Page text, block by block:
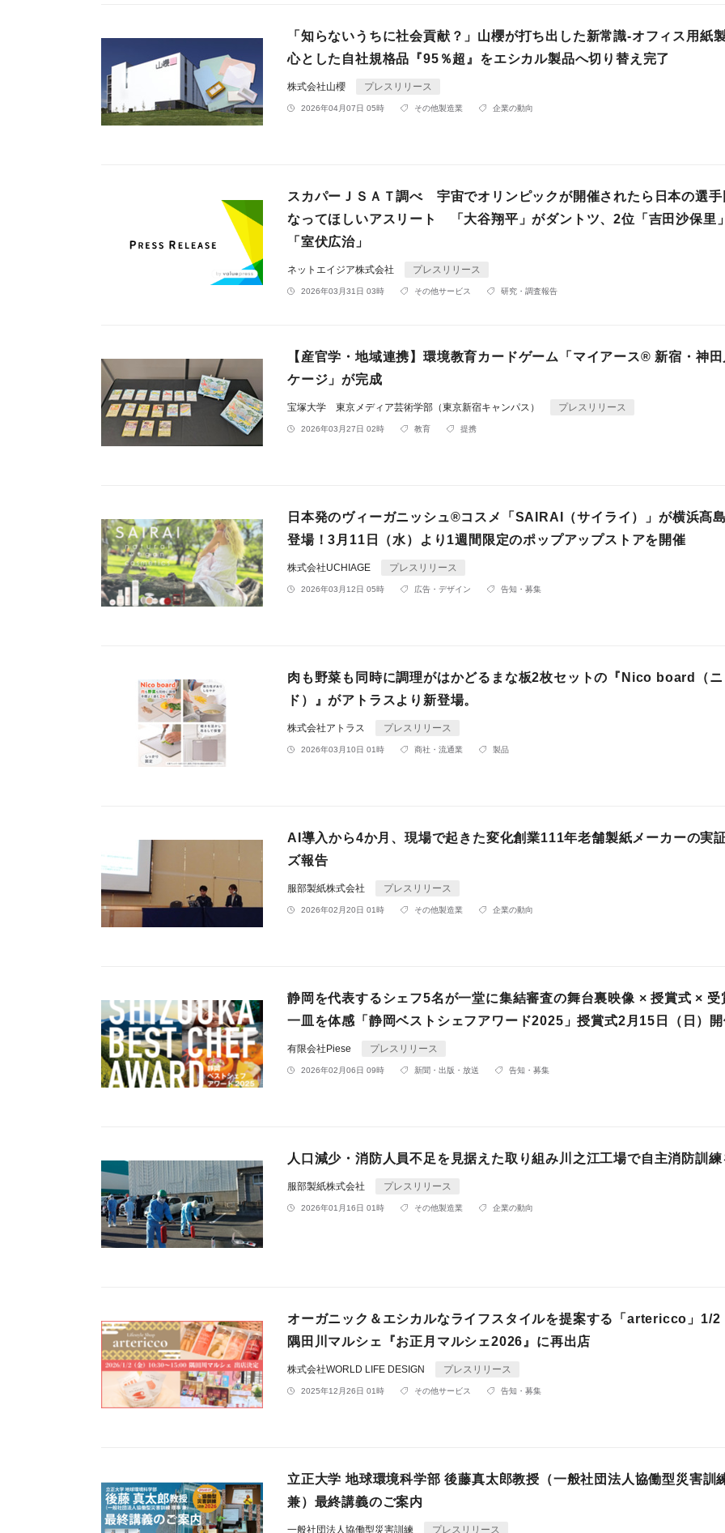
「知らないうちに社会貢献？」山櫻が打ち出した新常識‐オフィス用紙
心とした自社規格品『95％超』をエシカル製品へ切り替え完了
株式会社山櫻 プレスリリース
2026年04月07日 05時 その他製造業 企業の動向
スカパーＪＳＡＴ調べ 宇宙でオリンピックが開催されたら日本の選手
なってほしいアスリート 「大谷翔平」がダントツ、2位「吉田沙保里
「室伏広治」
ネットエイジア株式会社 プレスリリース
2026年03月31日 03時 その他サービス 研究・調査報告
【産官学・地域連携】環境教育カードゲーム「マイアース® 新宿・神田
ケージ」が完成
宝塚大学 東京メディア芸術学部（東京新宿キャンパス） プレスリリース
2026年03月27日 02時 教育 提携
日本発のヴィーガニッシュ®コスメ「SAIRAI（サイライ）」が横浜髙
登場！3月11日（水）より1週間限定のポップアップストアを開催
株式会社UCHIAGE プレスリリース
2026年03月12日 05時 広告・デザイン 告知・募集
肉も野菜も同時に調理がはかどるまな板2枚セットの『Nico board（ニ
ド）』がアトラスより新登場。
株式会社アトラス プレスリリース
2026年03月10日 01時 商社・流通業 製品
AI導入から4か月、現場で起きた変化創業111年老舗製紙メーカーの実
ズ報告
服部製紙株式会社 プレスリリース
2026年02月20日 01時 その他製造業 企業の動向
静岡を代表するシェフ5名が一堂に集結審査の舞台裏映像 × 授賞式 × 受
一皿を体感「静岡ベストシェフアワード2025」授賞式2月15日（日）開
有限会社Piese プレスリリース
2026年02月06日 09時 新聞・出版・放送 告知・募集
人口減少・消防人員不足を見据えた取り組み川之江工場で自主消防訓
服部製紙株式会社 プレスリリース
2026年01月16日 01時 その他製造業 企業の動向
オーガニック＆エシカルなライフスタイルを提案する「artericco」1/2
隅田川マルシェ『お正月マルシェ2026』に再出店
株式会社WORLD LIFE DESIGN プレスリリース
2025年12月26日 01時 その他サービス 告知・募集
立正大学 地球環境科学部 後藤真太郎教授（一般社団法人協働型災害訓
兼）最終講義のご案内
一般社団法人協働型災害訓練 プレスリリース